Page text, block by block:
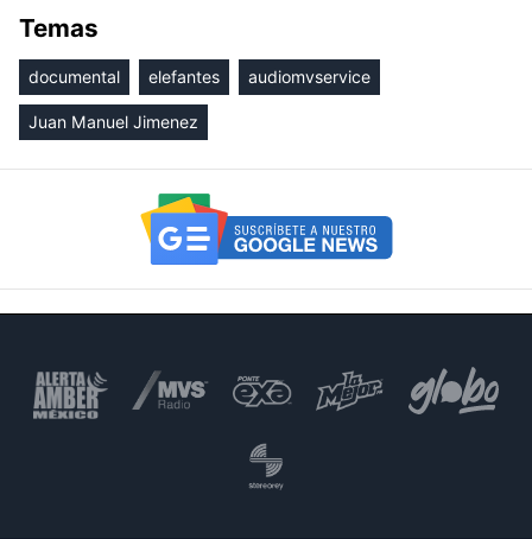
Temas
documental elefantes audiomvservice
Juan Manuel Jimenez